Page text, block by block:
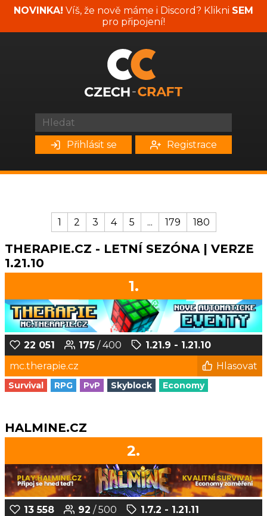
NOVINKA! Víš, že nově máme i Discord? Klikni SEM
pro připojení!
Přihlásit se Registrace
1 2 3 4 5 ... 179 180
THERAPIE.CZ - LETNÍ SEZÓNA | VERZE
1.21.10
1.
22 051 175 / 400
1.21.9 - 1.21.10
mc.therapie.cz
Hlasovat
Survival RPG PvP Skyblock Economy
HALMINE.CZ
2.
13 558 92 / 500
1.7.2 - 1.21.11